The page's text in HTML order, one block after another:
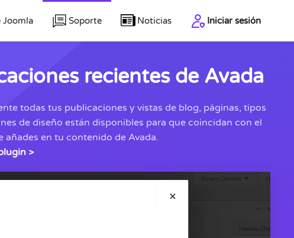
Joomla Soporte Noticias Iniciar sesión
recientes de Avada
todas tus publicaciones y vistas de blog, páginas, tipos
de diseño están disponibles para que coincidan con el
en tu contenido de Avada.
>